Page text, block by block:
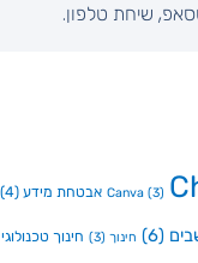
Canva (3) אבטחת מידע (4)
(6) חינוך (3) חינוך טכנולוגי